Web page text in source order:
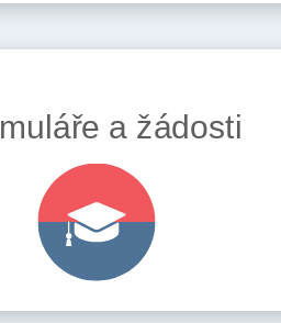
a žádosti